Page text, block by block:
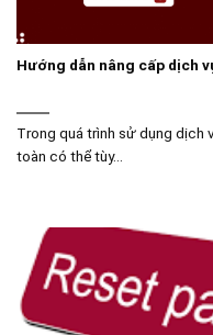
Hướng dẫn nâng cấp dịch
Trong quá trình sử dụng dịch
toàn có thể tùy...